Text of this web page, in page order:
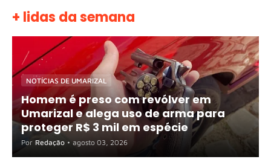
+ lidas da semana
NOTÍCIAS DE UMARIZAL
Homem é preso com revólver em
Umarizal e alega uso de arma para
proteger R$ 3 mil em espécie
Por Redação • agosto 03, 2026